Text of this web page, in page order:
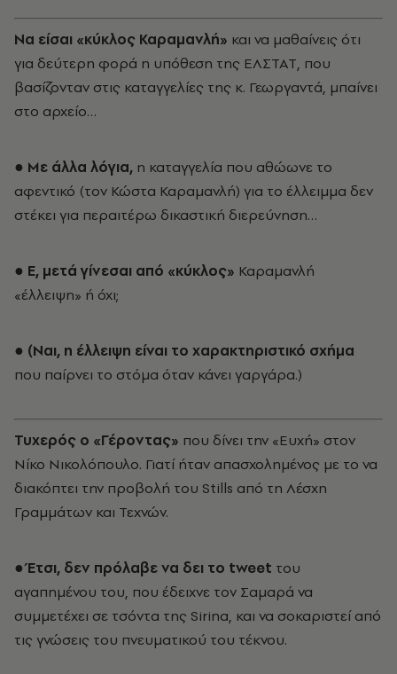
Να είσαι «κύκλος Καραμανλή» και να μαθαίνεις ότι
για δεύτερη φορά η υπόθεση της ΕΛΣΤΑΤ, που
βασίζονταν στις καταγγελίες της κ. Γεωργαντά, μπαίνει
στο αρχείο…
● Με άλλα λόγια, η καταγγελία που αθώωνε το
αφεντικό (τον Κώστα Καραμανλή) για το έλλειμμα δεν
στέκει για περαιτέρω δικαστική διερεύνηση…
● Ε, μετά γίνεσαι από «κύκλος» Καραμανλή
«έλλειψη» ή όχι;
● (Ναι, η έλλειψη είναι το χαρακτηριστικό σχήμα
που παίρνει το στόμα όταν κάνει γαργάρα.)
Τυχερός ο «Γέροντας» που δίνει την «Ευχή» στον
Νίκο Νικολόπουλο. Γιατί ήταν απασχολημένος με το να
διακόπτει την προβολή του Stills από τη Λέσχη
Γραμμάτων και Τεχνών.
● Έτσι, δεν πρόλαβε να δει το tweet του
αγαπημένου του, που έδειχνε τον Σαμαρά να
συμμετέχει σε τσόντα της Sirina, και να σοκαριστεί από
τις γνώσεις του πνευματικού του τέκνου.